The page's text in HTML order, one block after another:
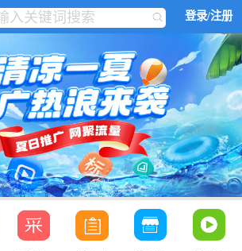
登录/注册